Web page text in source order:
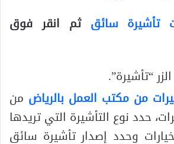
تأشيرة سائق ثم انقر فوق
“تأشيرة”.
من مكتب العمل بالرياض من
حدد نوع التأشيرة التي تريدها
وحدد إصدار تأشيرة سائق